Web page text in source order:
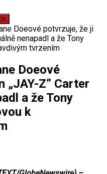
Doeové potvrzuje, že ji
nenapadl a že Tony
tvrzením
Doeové
„JAY-Z” Carter
a že Tony
k